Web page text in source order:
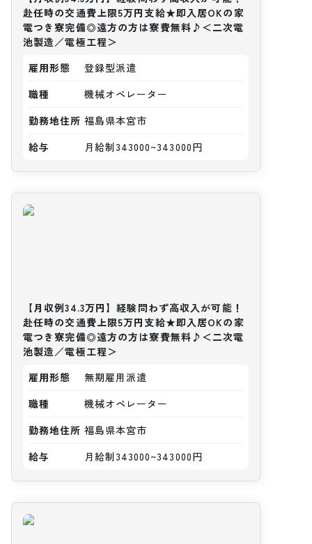
赴任時の交通費上限5万円支給★即入居OKの家
電つき寮完備◎遠方の方は寮費無料♪＜二次電
池製造／電極工程＞
雇用形態
登録型派遣
職種
機械オペレーター
勤務地住所 福島県本宮市
給与
月給制343000~343000円
【月収例34.3万円】経験問わず高収入が可能！
赴任時の交通費上限5万円支給★即入居OKの家
電つき寮完備◎遠方の方は寮費無料♪＜二次電
池製造／電極工程＞
雇用形態
無期雇用派遣
職種
機械オペレーター
勤務地住所 福島県本宮市
給与
月給制343000~343000円